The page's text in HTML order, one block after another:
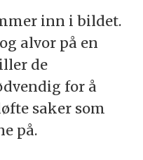
inn i bildet.
alvor på en
de
for å
saker som
på.